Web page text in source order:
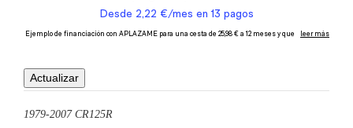
1979-2007 CR125R